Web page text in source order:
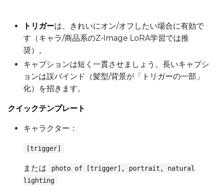
トリガーは、きれいにオン/オフしたい場合に有効で
す（キャラ/商品系のZ‑Image LoRA学習では推
奨）。
キャプションは短く一貫させましょう。長いキャプシ
ョンは誤バインド（髪型/背景が「トリガーの一部」
化）を招きます。
クイックテンプレート
キャラクター：
[trigger]
または
photo of [trigger], portrait, natural
lighting